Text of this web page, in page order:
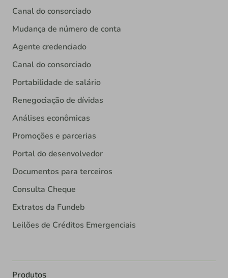
Canal do consorciado
Mudança de número de conta
Agente credenciado
Canal do consorciado
Portabilidade de salário
Renegociação de dívidas
Análises econômicas
Promoções e parcerias
Portal do desenvolvedor
Documentos para terceiros
Consulta Cheque
Extratos da Fundeb
Leilões de Créditos Emergenciais
Produtos